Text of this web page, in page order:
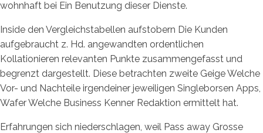
wohnhaft bei Ein Benutzung dieser Dienste.
Inside den Vergleichstabellen aufstobern Die Kunden
aufgebraucht z. Hd. angewandten ordentlichen
Kollationieren relevanten Punkte zusammengefasst und
begrenzt dargestellt. Diese betrachten zweite Geige Welche
Vor- und Nachteile irgendeiner jeweiligen Singleborsen Apps,
Wafer Welche Business Kenner Redaktion ermittelt hat.
Erfahrungen sich niederschlagen, weil Pass away Grosse